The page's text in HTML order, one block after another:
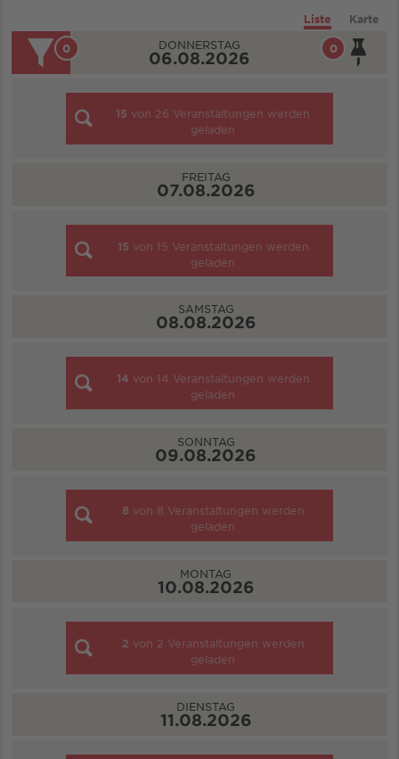
Liste Karte
0
0 DONNERSTAG
06.08.2026
15 von 26 Veranstaltungen werden
geladen
FREITAG
07.08.2026
15 von 15 Veranstaltungen werden
geladen
SAMSTAG
08.08.2026
14 von 14 Veranstaltungen werden
geladen
SONNTAG
09.08.2026
8 von 8 Veranstaltungen werden
geladen
MONTAG
10.08.2026
2 von 2 Veranstaltungen werden
geladen
DIENSTAG
11.08.2026